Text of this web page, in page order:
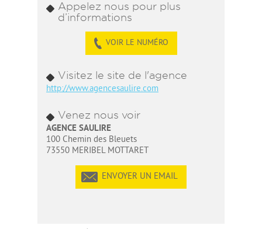
Appelez nous pour plus
d’informations
VOIR LE NUMÉRO
Visitez le site de l'agence
http://www.agencesaulire.com
Venez nous voir
AGENCE SAULIRE
100 Chemin des Bleuets
73550 MERIBEL MOTTARET
ENVOYER UN EMAIL